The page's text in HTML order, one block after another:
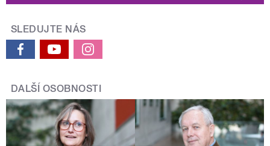
SLEDUJTE NÁS
DALŠÍ OSOBNOSTI